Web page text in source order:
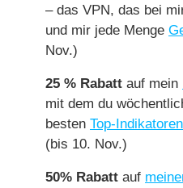
– das VPN, das bei
und mir jede Menge
Nov.)
25 % Rabatt auf mein
mit dem du
besten Top-Indikatoren
(bis 10. Nov.)
50% Rabatt auf